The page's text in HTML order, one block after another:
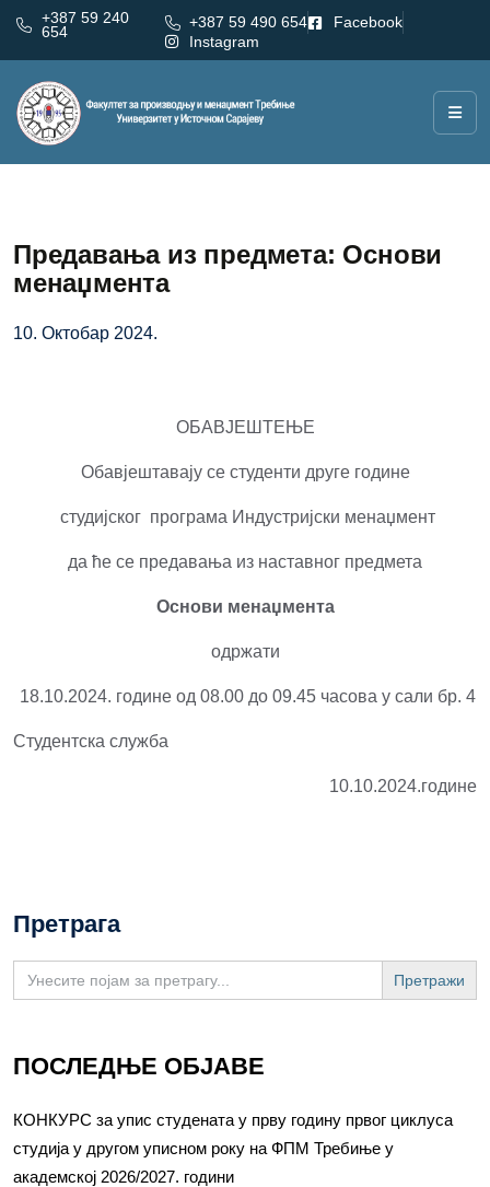
+387 59 240
654
+387 59 490 654
Facebook
Instagram
Предавања из предмета: Основи
менаџмента
10. Октобар 2024.
ОБАВЈЕШТЕЊЕ
Обавјештавају се студенти друге године
студијског програма Индустријски менаџмент
да ће се предавања из наставног предмета
Основи менаџмента
одржати
18.10.2024. године од 08.00 до 09.45 часова у сали бр. 4
Студентска служба
10.10.2024.године
Претрага
Search
for:
ПОСЛЕДЊЕ ОБЈАВЕ
КОНКУРС за упис студената у прву годину првог циклуса
студија у другом уписном року на ФПМ Требиње у
академској 2026/2027. години